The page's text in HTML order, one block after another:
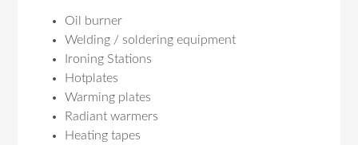
Oil burner
Welding / soldering equipment
Ironing Stations
Hotplates
Warming plates
Radiant warmers
Heating tapes